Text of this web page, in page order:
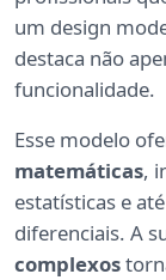
um design
destaca não
funcionalidade.
Esse modelo
matemáticas,
estatísticas e
diferenciais. A
complexos